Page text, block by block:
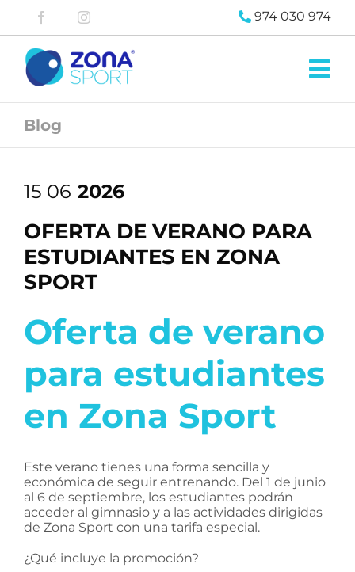
contenido
974 030 974
Zona Pádel
Blog
Blog
15 06 2026
OFERTA DE VERANO PARA
ESTUDIANTES EN ZONA
SPORT
Oferta de verano
para estudiantes
en Zona Sport
Este verano tienes una forma sencilla y
económica de seguir entrenando. Del 1 de junio
al 6 de septiembre, los estudiantes podrán
acceder al gimnasio y a las actividades dirigidas
de Zona Sport con una tarifa especial.
¿Qué incluye la promoción?